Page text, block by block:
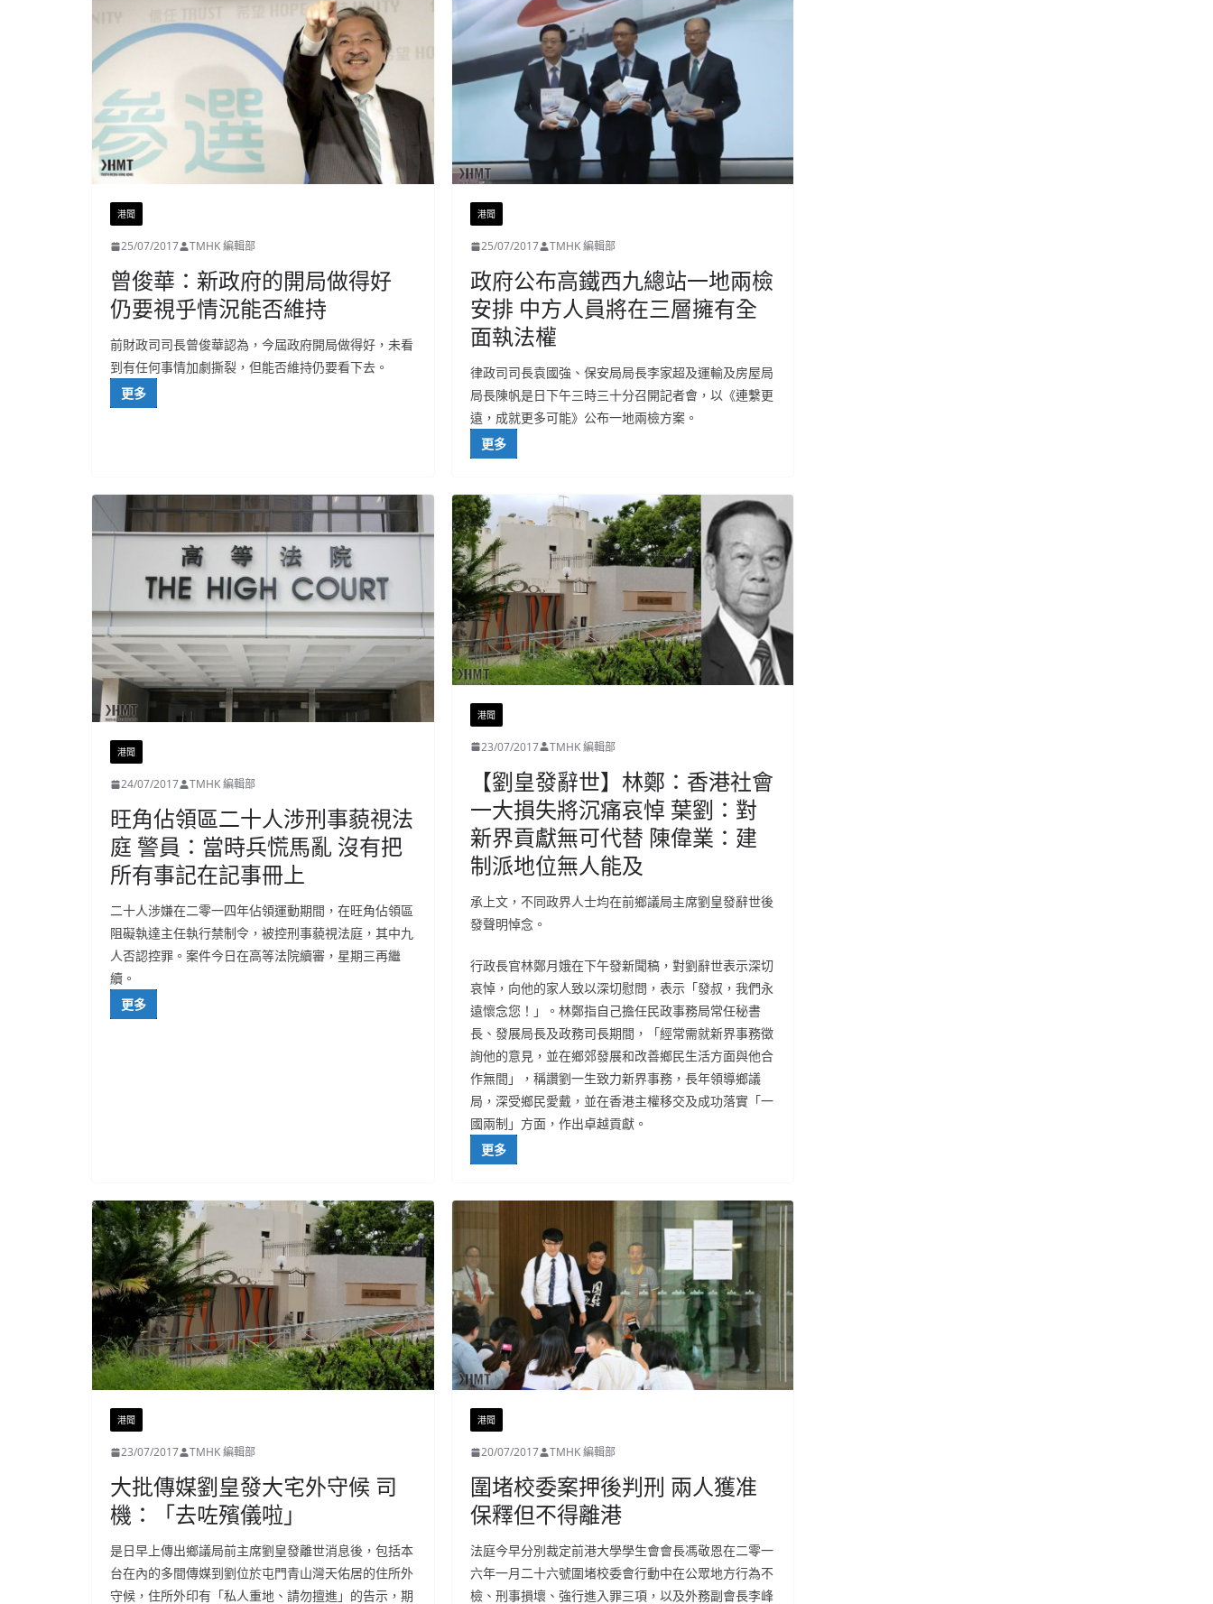
港聞
25/07/2017 TMHK 編輯部
曾俊華：新政府的開局做得好
仍要視乎情況能否維持
前財政司司長曾俊華認為，今屆政府開局做得好，未看
到有任何事情加劇撕裂，但能否維持仍要看下去。
更多
港聞
25/07/2017 TMHK 編輯部
政府公布高鐵西九總站一地兩檢
安排 中方人員將在三層擁有全
面執法權
律政司司長袁國強、保安局局長李家超及運輸及房屋局
局長陳帆是日下午三時三十分召開記者會，以《連繫更
遠，成就更多可能》公布一地兩檢方案。
更多
港聞
24/07/2017 TMHK 編輯部
旺角佔領區二十人涉刑事藐視法
庭 警員：當時兵慌馬亂 沒有把
所有事記在記事冊上
二十人涉嫌在二零一四年佔領運動期間，在旺角佔領區
阻礙執達主任執行禁制令，被控刑事藐視法庭，其中九
人否認控罪。案件今日在高等法院續審，星期三再繼
續。
更多
港聞
23/07/2017 TMHK 編輯部
【劉皇發辭世】林鄭：香港社會
一大損失將沉痛哀悼 葉劉：對
新界貢獻無可代替 陳偉業：建
制派地位無人能及
承上文，不同政界人士均在前鄉議局主席劉皇發辭世後
發聲明悼念。
行政長官林鄭月娥在下午發新聞稿，對劉辭世表示深切
哀悼，向他的家人致以深切慰問，表示「發叔，我們永
遠懷念您！」。林鄭指自己擔任民政事務局常任秘書
長、發展局長及政務司長期間，「經常需就新界事務徵
詢他的意見，並在鄉郊發展和改善鄉民生活方面與他合
作無間」，稱讚劉一生致力新界事務，長年領導鄉議
局，深受鄉民愛戴，並在香港主權移交及成功落實「一
國兩制」方面，作出卓越貢獻。
更多
港聞
23/07/2017 TMHK 編輯部
大批傳媒劉皇發大宅外守候 司
機：「去咗殯儀啦」
是日早上傳出鄉議局前主席劉皇發離世消息後，包括本
台在內的多間傳媒到劉位於屯門青山灣天佑居的住所外
守候，住所外印有「私人重地、請勿擅進」的告示，期
港聞
20/07/2017 TMHK 編輯部
圍堵校委案押後判刑 兩人獲准
保釋但不得離港
法庭今早分別裁定前港大學學生會會長馮敬恩在二零一
六年一月二十六號圍堵校委會行動中在公眾地方行為不
檢、刑事損壞、強行進入罪三項，以及外務副會長李峰